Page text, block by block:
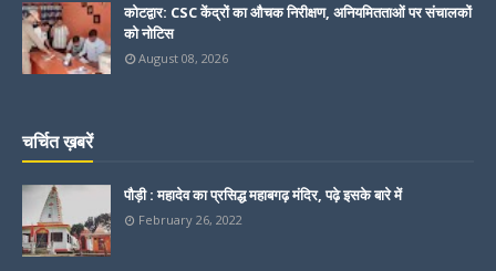
कोटद्वार: CSC केंद्रों का औचक निरीक्षण, अनियमितताओं पर संचालकों
को नोटिस
August 08, 2026
चर्चित ख़बरें
पौड़ी : महादेव का प्रसिद्ध महाबगढ़ मंदिर, पढ़े इसके बारे में
February 26, 2022